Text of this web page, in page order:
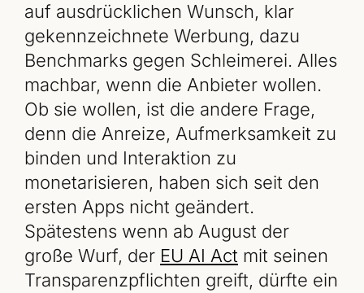
auf ausdrücklichen Wunsch, klar
gekennzeichnete Werbung, dazu
Benchmarks gegen Schleimerei. Alles
machbar, wenn die Anbieter wollen.
Ob sie wollen, ist die andere Frage,
denn die Anreize, Aufmerksamkeit zu
binden und Interaktion zu
monetarisieren, haben sich seit den
ersten Apps nicht geändert.
Spätestens wenn ab August der
große Wurf, der EU AI Act mit seinen
Transparenzpflichten greift, dürfte ein